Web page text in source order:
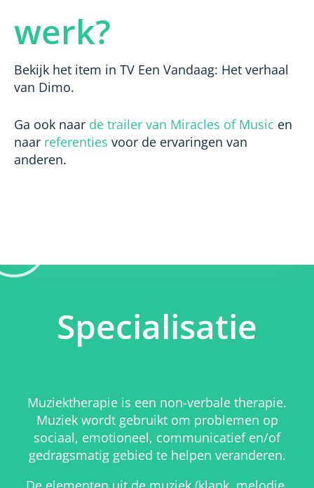
werk?
Bekijk het item in TV Een Vandaag: Het verhaal
van Dimo.
Ga ook naar de trailer van Miracles of Music en
naar referenties voor de ervaringen van
anderen.
Specialisatie
Muziektherapie is een non-verbale therapie.
Muziek wordt gebruikt om problemen op
sociaal, emotioneel, communicatief en/of
gedragsmatig gebied te helpen veranderen.